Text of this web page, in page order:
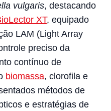
vulgaris, destacando
XT, equipado
LAM (Light Array
preciso da
contínuo de
biomassa, clorofila e
métodos de
e estratégias de